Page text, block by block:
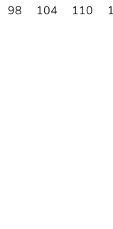
98 104 110